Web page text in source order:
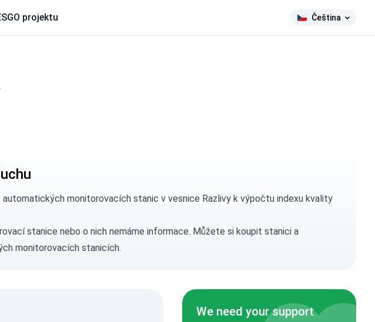
O projektu Čeština
monitorovacích stanic v vesnice Razlivy k výpočtu indexu kvality
stanice nebo o nich nemáme informace. Můžete si koupit stanicia
monitorovacích stanicích.
We need your support